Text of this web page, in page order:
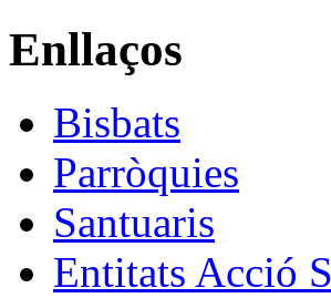
Enllaços
Bisbats
Parròquies
Santuaris
Entitats Acció